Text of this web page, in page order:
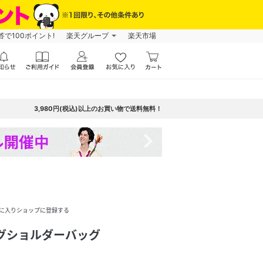
で100ポイント! 楽天グループ 楽天市場
3,980円(税込)以上のお買い物で送料無料！
入りショップに登録する
ショルダーバッグ